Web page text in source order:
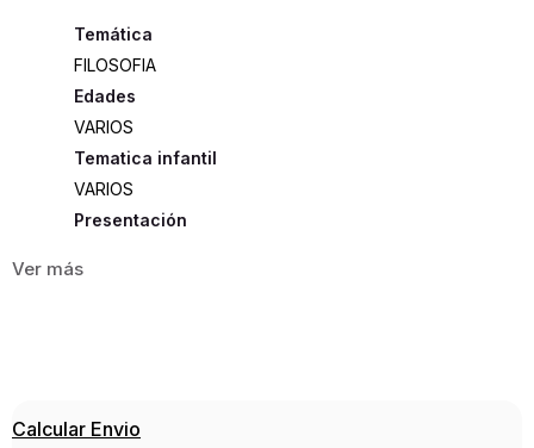
FILOSOFIA
Edades
VARIOS
Tematica infantil
VARIOS
Presentación
ALIANZA
Calcular Envio